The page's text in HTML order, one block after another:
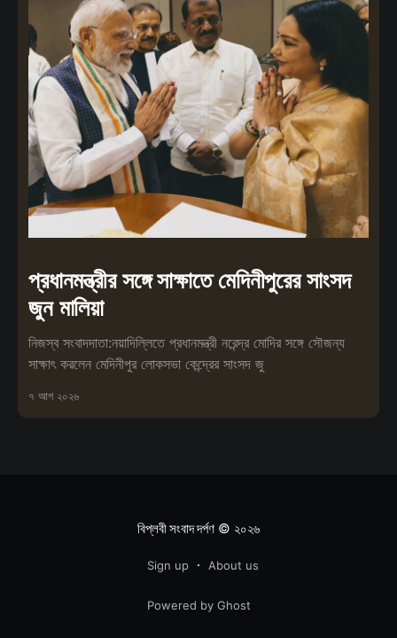
প্রধানমন্ত্রীর সঙ্গে সাক্ষাতে মেদিনীপুরের সাংসদ
জুন মালিয়া
নিজস্ব সংবাদদাতা:নয়াদিল্লিতে প্রধানমন্ত্রী নরেন্দ্র মোদির সঙ্গে সৌজন্য
সাক্ষাৎ করলেন মেদিনীপুর লোকসভা কেন্দ্রের সাংসদ জু
৭ আগ ২০২৬
বিপ্লবী সংবাদ দর্পণ© ২০২৬
Sign up About us
Powered by Ghost